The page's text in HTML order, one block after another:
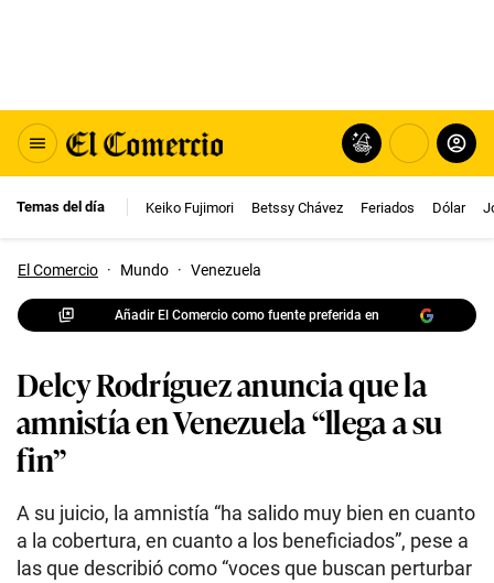
Temas del día Keiko Fujimori Betssy Chávez Feriados Dólar
El Comercio · Mundo · Venezuela
Añadir El Comercio como fuente preferida en
Delcy Rodríguez anuncia que la
amnistía en Venezuela “llega a su
fin”
A su juicio, la amnistía “ha salido muy bien en cuanto
a la cobertura, en cuanto a los beneficiados”, pese a
las que describió como “voces que buscan perturbar